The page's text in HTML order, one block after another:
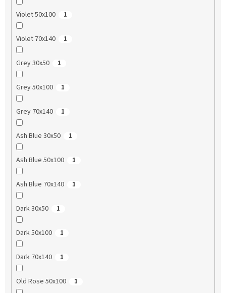
Violet 50x100 1
Violet 70x140 1
Grey 30x50 1
Grey 50x100 1
Grey 70x140 1
Ash Blue 30x50 1
Ash Blue 50x100 1
Ash Blue 70x140 1
Dark 30x50 1
Dark 50x100 1
Dark 70x140 1
Old Rose 50x100 1